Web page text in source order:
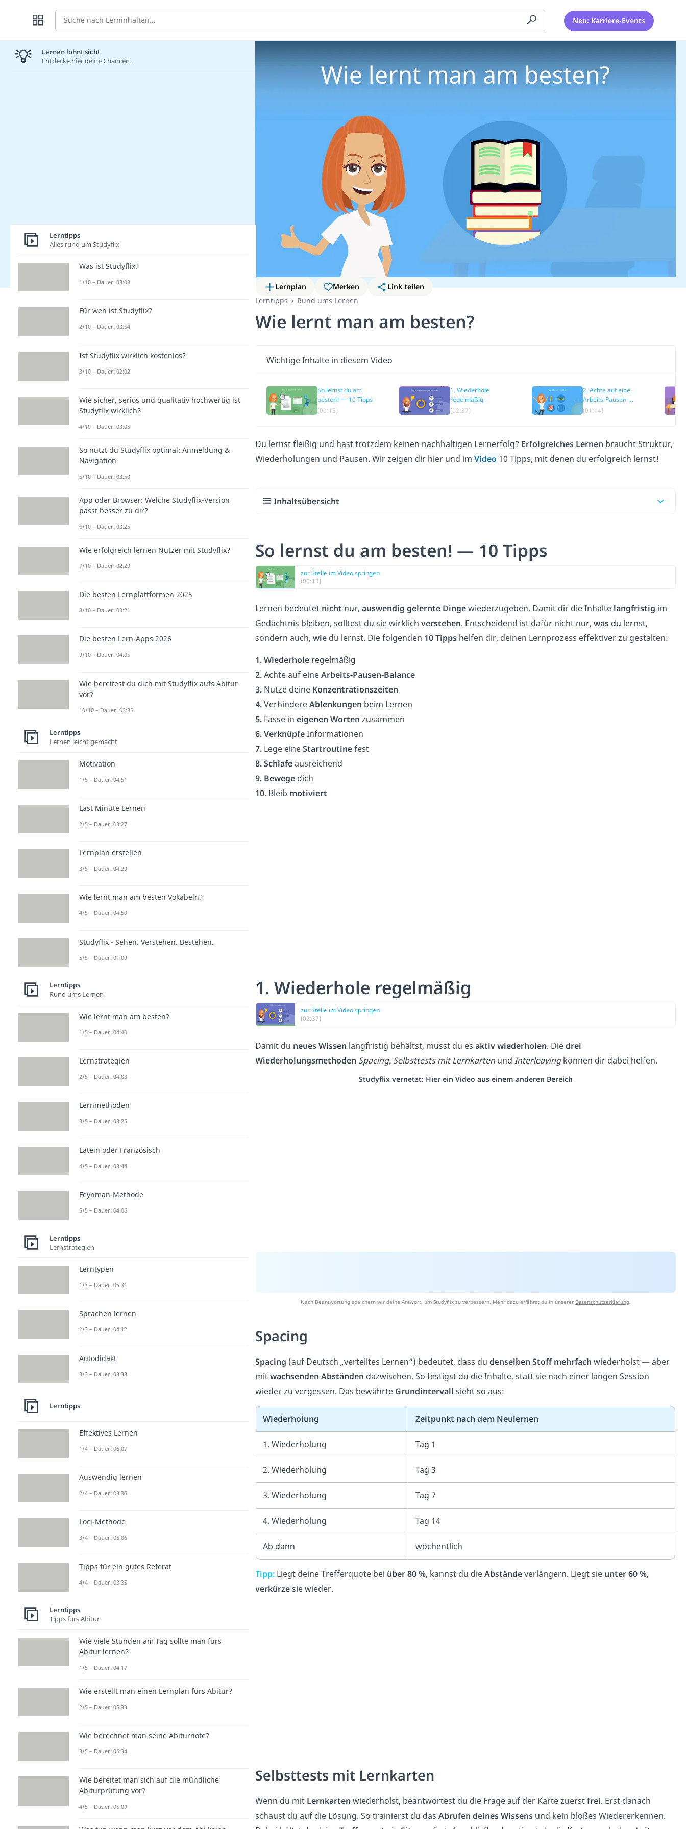
Suche Neu: Karriere-Events
Lernplan Merken
Link teilen
Lerntipps
Rund ums Lernen
Wie lernt man am besten?
Wichtige Inhalte in diesem Video
So lernst du am
besten! — 10 Tipps
(00:15)
1. Wiederhole
regelmäßig
(02:37)
2. Achte auf eine
Arbeits-Pausen-
Balance
(01:14)
Du lernst fleißig und hast trotzdem keinen nachhaltigen Lernerfolg? Erfolgreiches Lernen braucht Struktur,
Wiederholungen und Pausen. Wir zeigen dir hier und imVideo 10 Tipps, mit denen du erfolgreich lernst!
Inhaltsübersicht
So lernst du am besten! — 10 Tipps
zur Stelle im Video springen
(00:15)
Lernen bedeutet nicht nur,auswendig gelernte Dingewiederzugeben. Damit dir die Inhalte langfristig im
Gedächtnis bleiben, solltest du sie wirklichverstehen. Entscheidend ist dafür nicht nur,was du lernst,
sondern auch,wie du lernst. Die folgenden 10 Tipps helfen dir, deinen Lernprozess effektiver zu gestalten:
1. Wiederhole regelmäßig
2.Achte auf eineArbeits-Pausen-Balance
3. Nutze deine Konzentrationszeiten
4.VerhindereAblenkungen beim Lernen
5. Fasse ineigenen Worten zusammen
6. VerknüpfeInformationen
7. Lege eineStartroutinefest
8. Schlafeausreichend
9. Bewege dich
10. Bleib motiviert
1. Wiederhole regelmäßig
zur Stelle im Video springen
(02:37)
Damit du neues Wissen langfristig behältst, musst du esaktivwiederholen. Diedrei
Wiederholungsmethoden Spacing, Selbsttests mit Lernkarten undInterleavingkönnen dir dabei helfen.
Studyflix vernetzt: Hier ein Video aus einem anderen Bereich
Nach Beantwortung speichern wir deine Antwort, um Studyflix zu verbessern. Mehr dazu erfährst du in unserer Datenschutzerklärung.
Spacing
Spacing (auf Deutsch „verteiltes Lernen“) bedeutet, dass dudenselben Stoff mehrfachwiederholst — aber
mitwachsenden Abständen dazwischen. So festigst du die Inhalte, statt sie nach einer langen Session
wieder zu vergessen. Das bewährte Grundintervall sieht so aus:
Wiederholung Zeitpunkt nach dem Neulernen
1. Wiederholung Tag 1
2. Wiederholung Tag 3
3. Wiederholung Tag 7
4. Wiederholung Tag 14
Ab dann wöchentlich
Tipp: Liegt deine Trefferquote bei über 80 %, kannst du dieAbständeverlängern. Liegt sie unter 60 %,
verkürzesie wieder.
Selbsttests mit Lernkarten
Wenn du mit Lernkarten wiederholst, beantwortest du die Frage auf der Karte zuerstfrei. Erst danach
schaust du auf die Lösung. So trainierst du dasAbrufen deines Wissens und kein bloßes Wiedererkennen.
Lernen lohnt sich!
Entdecke hier deine Chancen.
Lerntipps
Alles rund um Studyflix
Was ist Studyflix?
1/10 – Dauer: 03:08
Für wen ist Studyflix?
2/10 – Dauer: 03:54
Ist Studyflix wirklich kostenlos?
3/10 – Dauer: 02:02
Wie sicher, seriös und qualitativ hochwertig ist
Studyflix wirklich?
4/10 – Dauer: 03:05
So nutzt du Studyflix optimal: Anmeldung &
Navigation
5/10 – Dauer: 03:50
App oder Browser: Welche Studyflix-Version
passt besser zu dir?
6/10 – Dauer: 03:25
Wie erfolgreich lernen Nutzer mit Studyflix?
7/10 – Dauer: 02:29
Die besten Lernplattformen 2025
8/10 – Dauer: 03:21
Die besten Lern-Apps 2026
9/10 – Dauer: 04:05
Wie bereitest du dich mit Studyflix aufs Abitur
vor?
10/10 – Dauer: 03:35
Lerntipps
Lernen leicht gemacht
Motivation
1/5 – Dauer: 04:51
Last Minute Lernen
2/5 – Dauer: 03:27
Lernplan erstellen
3/5 – Dauer: 04:29
Wie lernt man am besten Vokabeln?
4/5 – Dauer: 04:59
Studyflix - Sehen. Verstehen. Bestehen.
5/5 – Dauer: 01:09
Lerntipps
Rund ums Lernen
Wie lernt man am besten?
1/5 – Dauer: 04:40
Lernstrategien
2/5 – Dauer: 04:08
Lernmethoden
3/5 – Dauer: 03:25
Latein oder Französisch
4/5 – Dauer: 03:44
Feynman-Methode
5/5 – Dauer: 04:06
Lerntipps
Lernstrategien
Lerntypen
1/3 – Dauer: 05:31
Sprachen lernen
2/3 – Dauer: 04:12
Autodidakt
3/3 – Dauer: 03:38
Lerntipps
Effektives Lernen
1/4 – Dauer: 06:07
Auswendig lernen
2/4 – Dauer: 03:36
Loci-Methode
3/4 – Dauer: 05:06
Tipps für ein gutes Referat
4/4 – Dauer: 03:35
Lerntipps
Tipps fürs Abitur
Wie viele Stunden am Tag sollte man fürs
Abitur lernen?
1/5 – Dauer: 04:17
Wie erstellt man einen Lernplan fürs Abitur?
2/5 – Dauer: 05:33
Wie berechnet man seine Abiturnote?
3/5 – Dauer: 06:34
Wie bereitet man sich auf die mündliche
Abiturprüfung vor?
4/5 – Dauer: 05:09